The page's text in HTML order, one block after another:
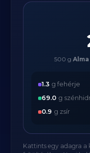
500 g Alma
1.3 g fehérje
69.0 g
0.9 g zsír
Kattints egy adagra